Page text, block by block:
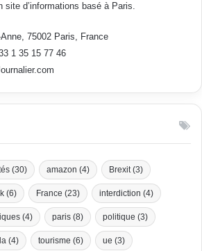
site d’informations basé à Paris.
75002 Paris, France
1 35 15 77 46
(30) amazon (4) Brexit(3)
(6) France (23) interdiction (4)
(4) paris (8) politique (3)
(4) tourisme (6) ue (3)